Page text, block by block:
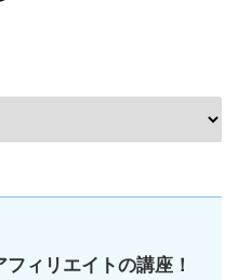
フィリエイトの講座！